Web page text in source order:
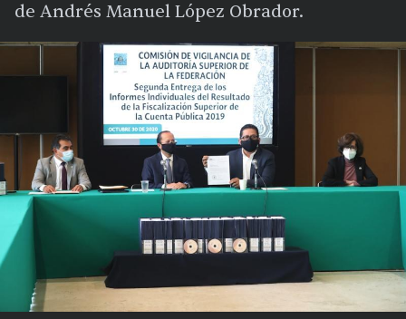
de Andrés Manuel López Obrador.